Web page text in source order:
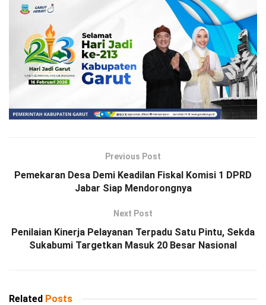
Previous Post
Pemekaran Desa Demi Keadilan Fiskal Komisi 1 DPRD
Jabar Siap Mendorongnya
Next Post
Penilaian Kinerja Pelayanan Terpadu Satu Pintu, Sekda
Sukabumi Targetkan Masuk 20 Besar Nasional
Related Posts